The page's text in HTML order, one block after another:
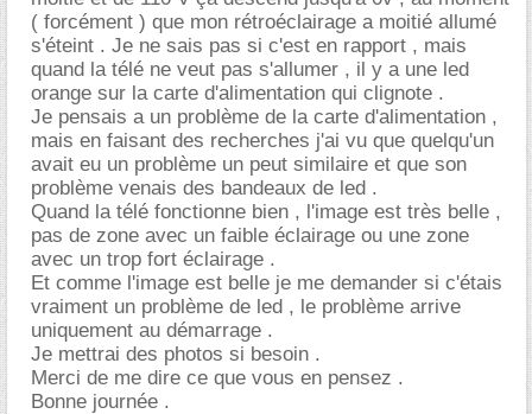
( forcément ) que mon rétroéclairage a moitié allumé
s'éteint . Je ne sais pas si c'est en rapport , mais
quand la télé ne veut pas s'allumer , il y a une led
orange sur la carte d'alimentation qui clignote .
Je pensais a un problème de la carte d'alimentation ,
mais en faisant des recherches j'ai vu que quelqu'un
avait eu un problème un peut similaire et que son
problème venais des bandeaux de led .
Quand la télé fonctionne bien , l'image est très belle ,
pas de zone avec un faible éclairage ou une zone
avec un trop fort éclairage .
Et comme l'image est belle je me demander si c'étais
vraiment un problème de led , le problème arrive
uniquement au démarrage .
Je mettrai des photos si besoin .
Merci de me dire ce que vous en pensez .
Bonne journée .